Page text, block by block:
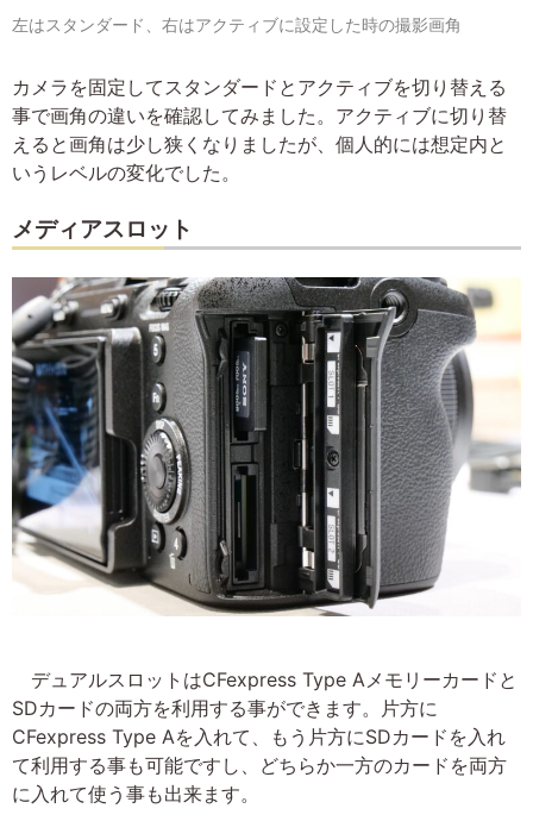
左はスタンダード、右はアクティブに設定した時の撮影画角
カメラを固定してスタンダードとアクティブを切り替える
事で画角の違いを確認してみました。アクティブに切り替
えると画角は少し狭くなりましたが、個人的には想定内と
いうレベルの変化でした。
メディアスロット
デュアルスロットはCFexpress Type Aメモリーカードと
SDカードの両方を利用する事ができます。片方に
CFexpress Type Aを入れて、もう片方にSDカードを入れ
て利用する事も可能ですし、どちらか一方のカードを両方
に入れて使う事も出来ます。